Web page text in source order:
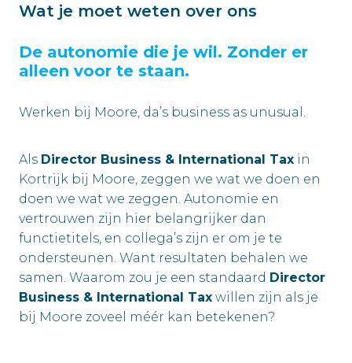
Wat je moet weten over ons
De autonomie die je wil. Zonder er
alleen voor te staan.
Werken bij Moore, da’s business as unusual.
Als Director Business & International Tax in
Kortrijk bij Moore, zeggen we wat we doen en
doen we wat we zeggen. Autonomie en
vertrouwen zijn hier belangrijker dan
functietitels, en collega’s zijn er om je te
ondersteunen. Want resultaten behalen we
samen. Waarom zou je een standaard Director
Business & International Tax willen zijn als je
bij Moore zoveel méér kan betekenen?